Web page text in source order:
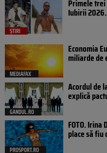
ȘTIRI
Primele
Iubirii
MEDIAFAX
Economia
miliarde de
GANDUL.RO
Acordul de
explică
PROSPORT.RO
FOTO.
place să fiu